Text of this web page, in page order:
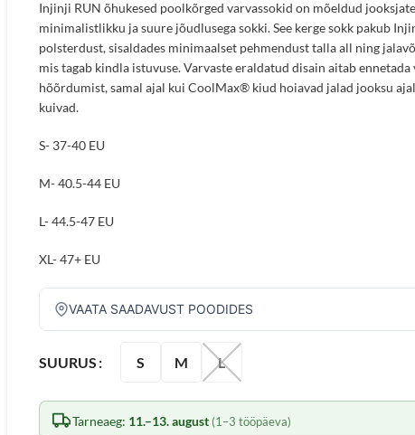
Injinji RUN õhukesed poolkõrged varvassokid on mõeldud
minimalistlikku ja suure jõudlusega sokki. See kerge sokk pakub
polsterdust, sisaldades minimaalset pehmendust talla all ning
mis tagab kindla istuvuse. Varvaste eraldatud disain aitab ennetada
hõõrdumist, samal ajal kui CoolMax® kiud hoiavad jalad jooksu
kuivad.
S- 37-40 EU
M- 40.5-44 EU
L- 44.5-47 EU
XL- 47+ EU
VAATA SAADAVUST POODIDES
SUURUS S M L
Tarneaeg: 11.–13. august (1–3 tööpäeva)